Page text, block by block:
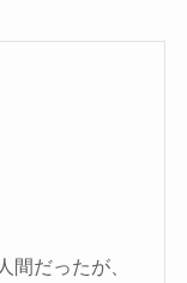
間だったが、